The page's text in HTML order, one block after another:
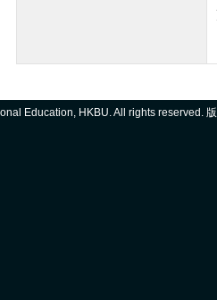
Education, HKBU. All rights reserved.